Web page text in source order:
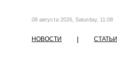
08 августа 2026, Saturday, 11:08
НОВОСТИ | СТАТЬИ